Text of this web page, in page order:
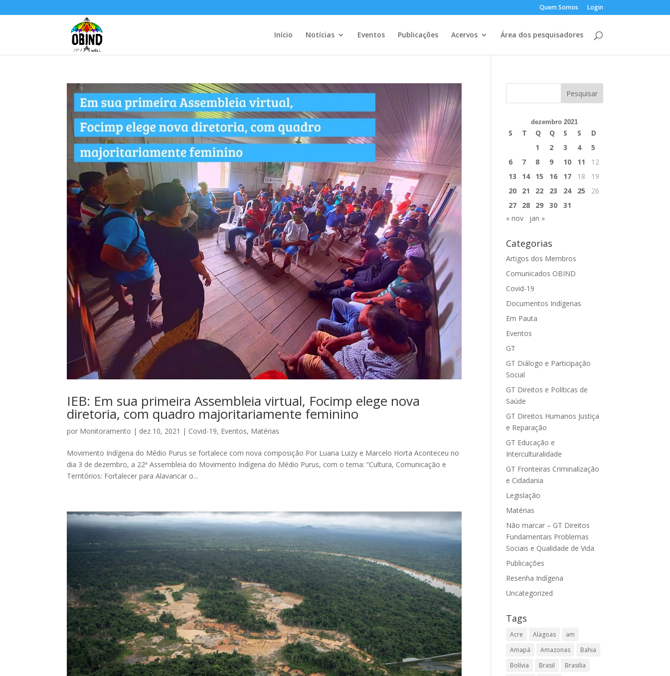
Quem Somos Login
Início Notícias Eventos Publicações Acervos Área dos pesquisadores
IEB: Em sua primeira Assembleia virtual, Focimp elege nova
diretoria, com quadro majoritariamente feminino
por Monitoramento | dez 10, 2021 | Covid-19, Eventos, Matérias
Movimento Indígena do Médio Purus se fortalece com nova composição Por Luana Luizy e Marcelo Horta Aconteceu no
dia 3 de dezembro, a 22ª Assembleia do Movimento Indígena do Médio Purus, com o tema: “Cultura, Comunicação e
Territórios: Fortalecer para Alavancar o...
dezembro 2021
S T Q Q S S
D
1
2 3 4
5
6
7 8 9 10 11
12
13
14 15 16 17 18
19
20
21 22 23 24 25
26
27
28 29 30
31
« nov
jan »
Categorias
Artigos dos Membros
Comunicados OBIND
Covid-19
Documentos Indígenas
Em Pauta
Eventos
GT
GT Diálogo e Participação
Social
GT Direitos e Políticas de
Saúde
GT Direitos Humanos Justiça
e Reparação
GT Educação e
Interculturalidade
GT Fronteiras Criminalização
e Cidadania
Legislação
Matérias
Não marcar – GT Direitos
Fundamentais Problemas
Sociais e Qualidade de Vida
Publicações
Resenha Indígena
Uncategorized
Tags
Acre Alagoas
am
Amapá
Amazonas
Bahia
Bolívia
Brasil
Brasilia